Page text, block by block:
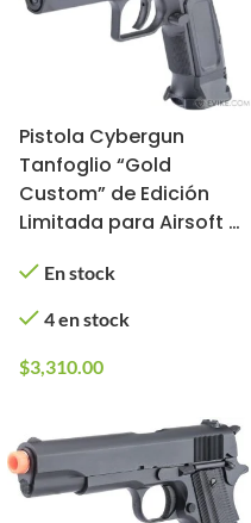
Pistola Cybergun
Tanfoglio “Gold
Custom” de Edición
Limitada para Airsoft /
En stock
4 en stock
$3,310.00